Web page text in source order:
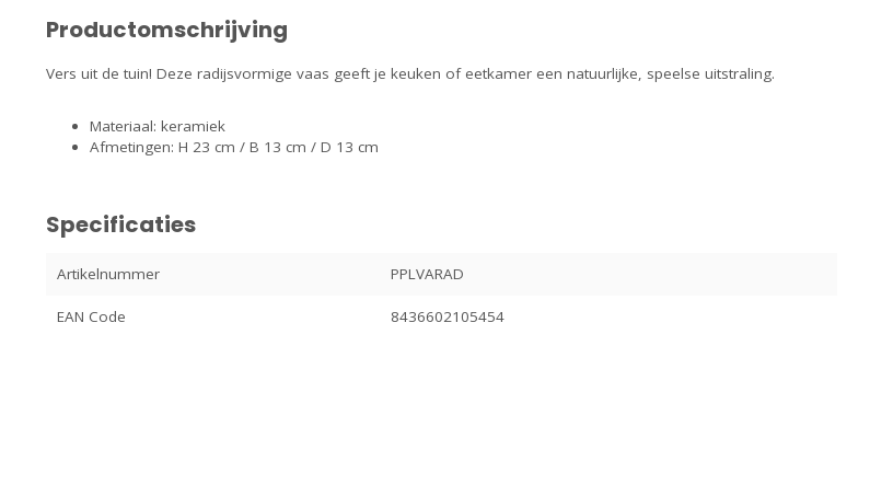
Productomschrijving
Vers uit de tuin! Deze radijsvormige vaas geeft je keuken of eetkamer een natuurlijke, speelse uitstraling.
Materiaal: keramiek
Afmetingen: H 23 cm / B 13 cm / D 13 cm
Specificaties
Artikelnummer PPLVARAD
EAN Code 8436602105454